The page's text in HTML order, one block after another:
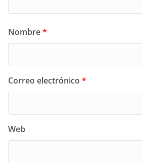
Nombre*
Correo electrónico *
Web